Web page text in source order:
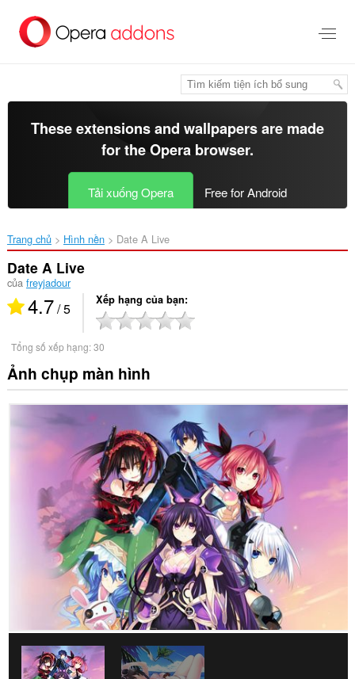
đến
These extensions and wallpapers are made
for theOpera browser.
Tải xuống Opera Free for Android
Trang chủ Hình nền Date A Live‎
Date A Live
của freyjadour
4.7/ 5 Xếp hạng của bạn
Tổng số xếp hạng:30
Ảnh chụp màn hình